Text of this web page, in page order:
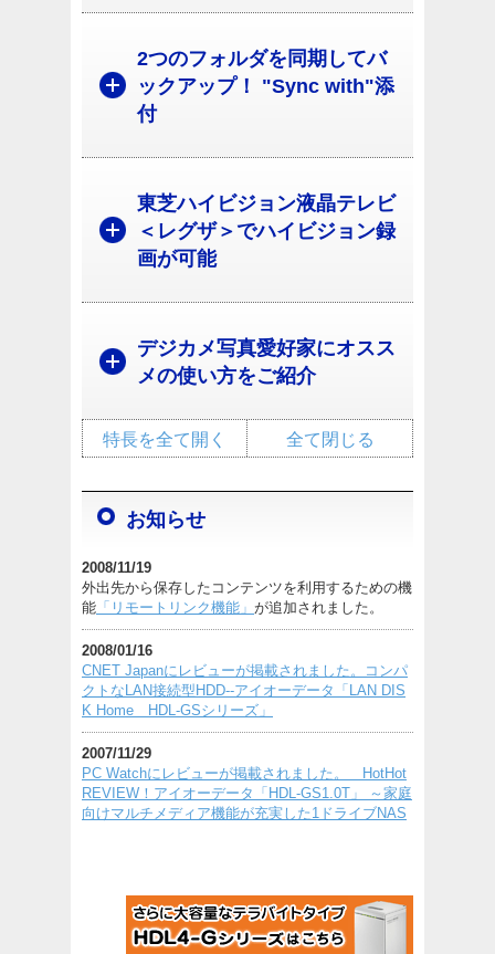
2つのフォルダを同期してバ
ックアップ！ "Sync with"添
付
東芝ハイビジョン液晶テレビ
＜レグザ＞でハイビジョン録
画が可能
デジカメ写真愛好家にオスス
メの使い方をご紹介
全て閉じる
特長を全て開く
お知らせ
2008/11/19
外出先から保存したコンテンツを利用するための機
能 「リモートリンク機能」 が追加されました。
2008/01/16
CNET Japanにレビューが掲載されました。コンパ
クトなLAN接続型HDD--アイオーデータ「LAN DIS
K Home HDL-GSシリーズ」
2007/11/29
PC Watchにレビューが掲載されました。 HotHot
REVIEW！アイオーデータ「HDL-GS1.0T」 ～家庭
向けマルチメディア機能が充実した1ドライブNAS